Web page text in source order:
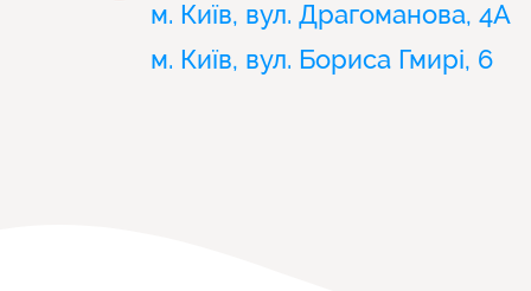
м. Київ, вул. Драгоманова, 4А
м. Київ, вул. Бориса Гмирі, 6